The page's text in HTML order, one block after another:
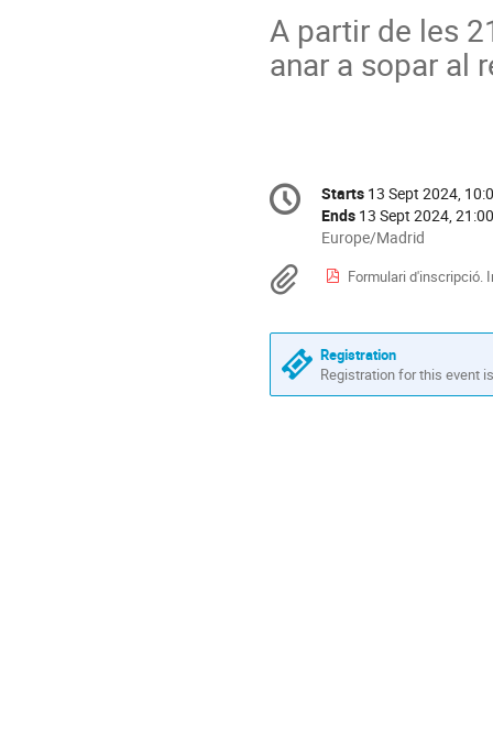
A partir de les
anar a sopar al
Conference
information
Date/Time
Starts 13 Sept 2024,
Ends 13 Sept 2024, 21:00
All
are
Europe/Madrid
Materials
Formulari d'inscripció.
Registration
Registration for this event